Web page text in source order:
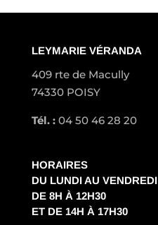
LEYMARIE VÉRANDA
409 rte de Macully
74330 POISY
Tél. :04 50 46 28 20
HORAIRES
DU LUNDI AU VENDREDI
DE 8H À 12H30
ET DE 14H À 17H30